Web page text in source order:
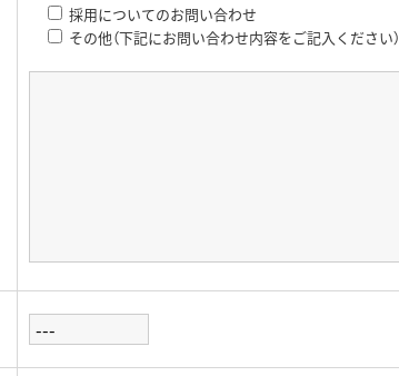
採用についてのお問い合わせ
その他（下記にお問い合わせ内容をご記入ください）